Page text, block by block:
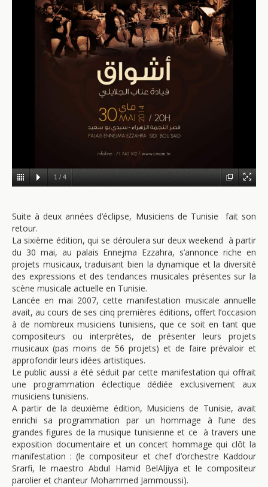
1 / 4
Suite à deux années d’éclipse, Musiciens de Tunisie fait son
retour.
La sixième édition, qui se déroulera sur deux weekend à partir
du 30 mai, au palais Ennejma Ezzahra, s’annonce riche en
projets musicaux, traduisant bien la dynamique et la diversité
des expressions et des tendances musicales présentes sur la
scène musicale actuelle en Tunisie.
Lancée en mai 2007, cette manifestation musicale annuelle
avait, au cours de ses cinq premières éditions, offert l’occasion
à de nombreux musiciens tunisiens, que ce soit en tant que
compositeurs ou interprètes, de présenter leurs projets
musicaux (pas moins de 56 projets) et de faire prévaloir et
approfondir leurs idées artistiques.
Le public aussi a été séduit par cette manifestation qui offrait
une programmation éclectique dédiée exclusivement aux
musiciens tunisiens.
A partir de la deuxième édition, Musiciens de Tunisie, avait
enrichi sa programmation par un hommage à l’une des
grandes figures de la musique tunisienne et ce à travers une
exposition documentaire et un concert hommage qui clôt la
manifestation : (le compositeur et chef d’orchestre Kaddour
Srarfi, le maestro Abdul Hamid BelAljiya et le compositeur
parolier et chanteur Mohammed Jammoussi).